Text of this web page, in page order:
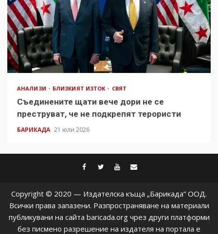
АНАЛИЗИ БЛИЗКИЯТ ИЗТОК СВЯТ
Съединените щати вече дори не се
преструват, че не подкрепят терористи
БАРИКАДА 21 юли 2026
facebook
twitter
youtube
Copyright © 2020 — Издателска къща „Барикада” ООД.
Всички права запазени. Разпространяване на материали
публикувани на сайта baricada.org чрез други платформи
без писмено разрешение на издателя на портала е